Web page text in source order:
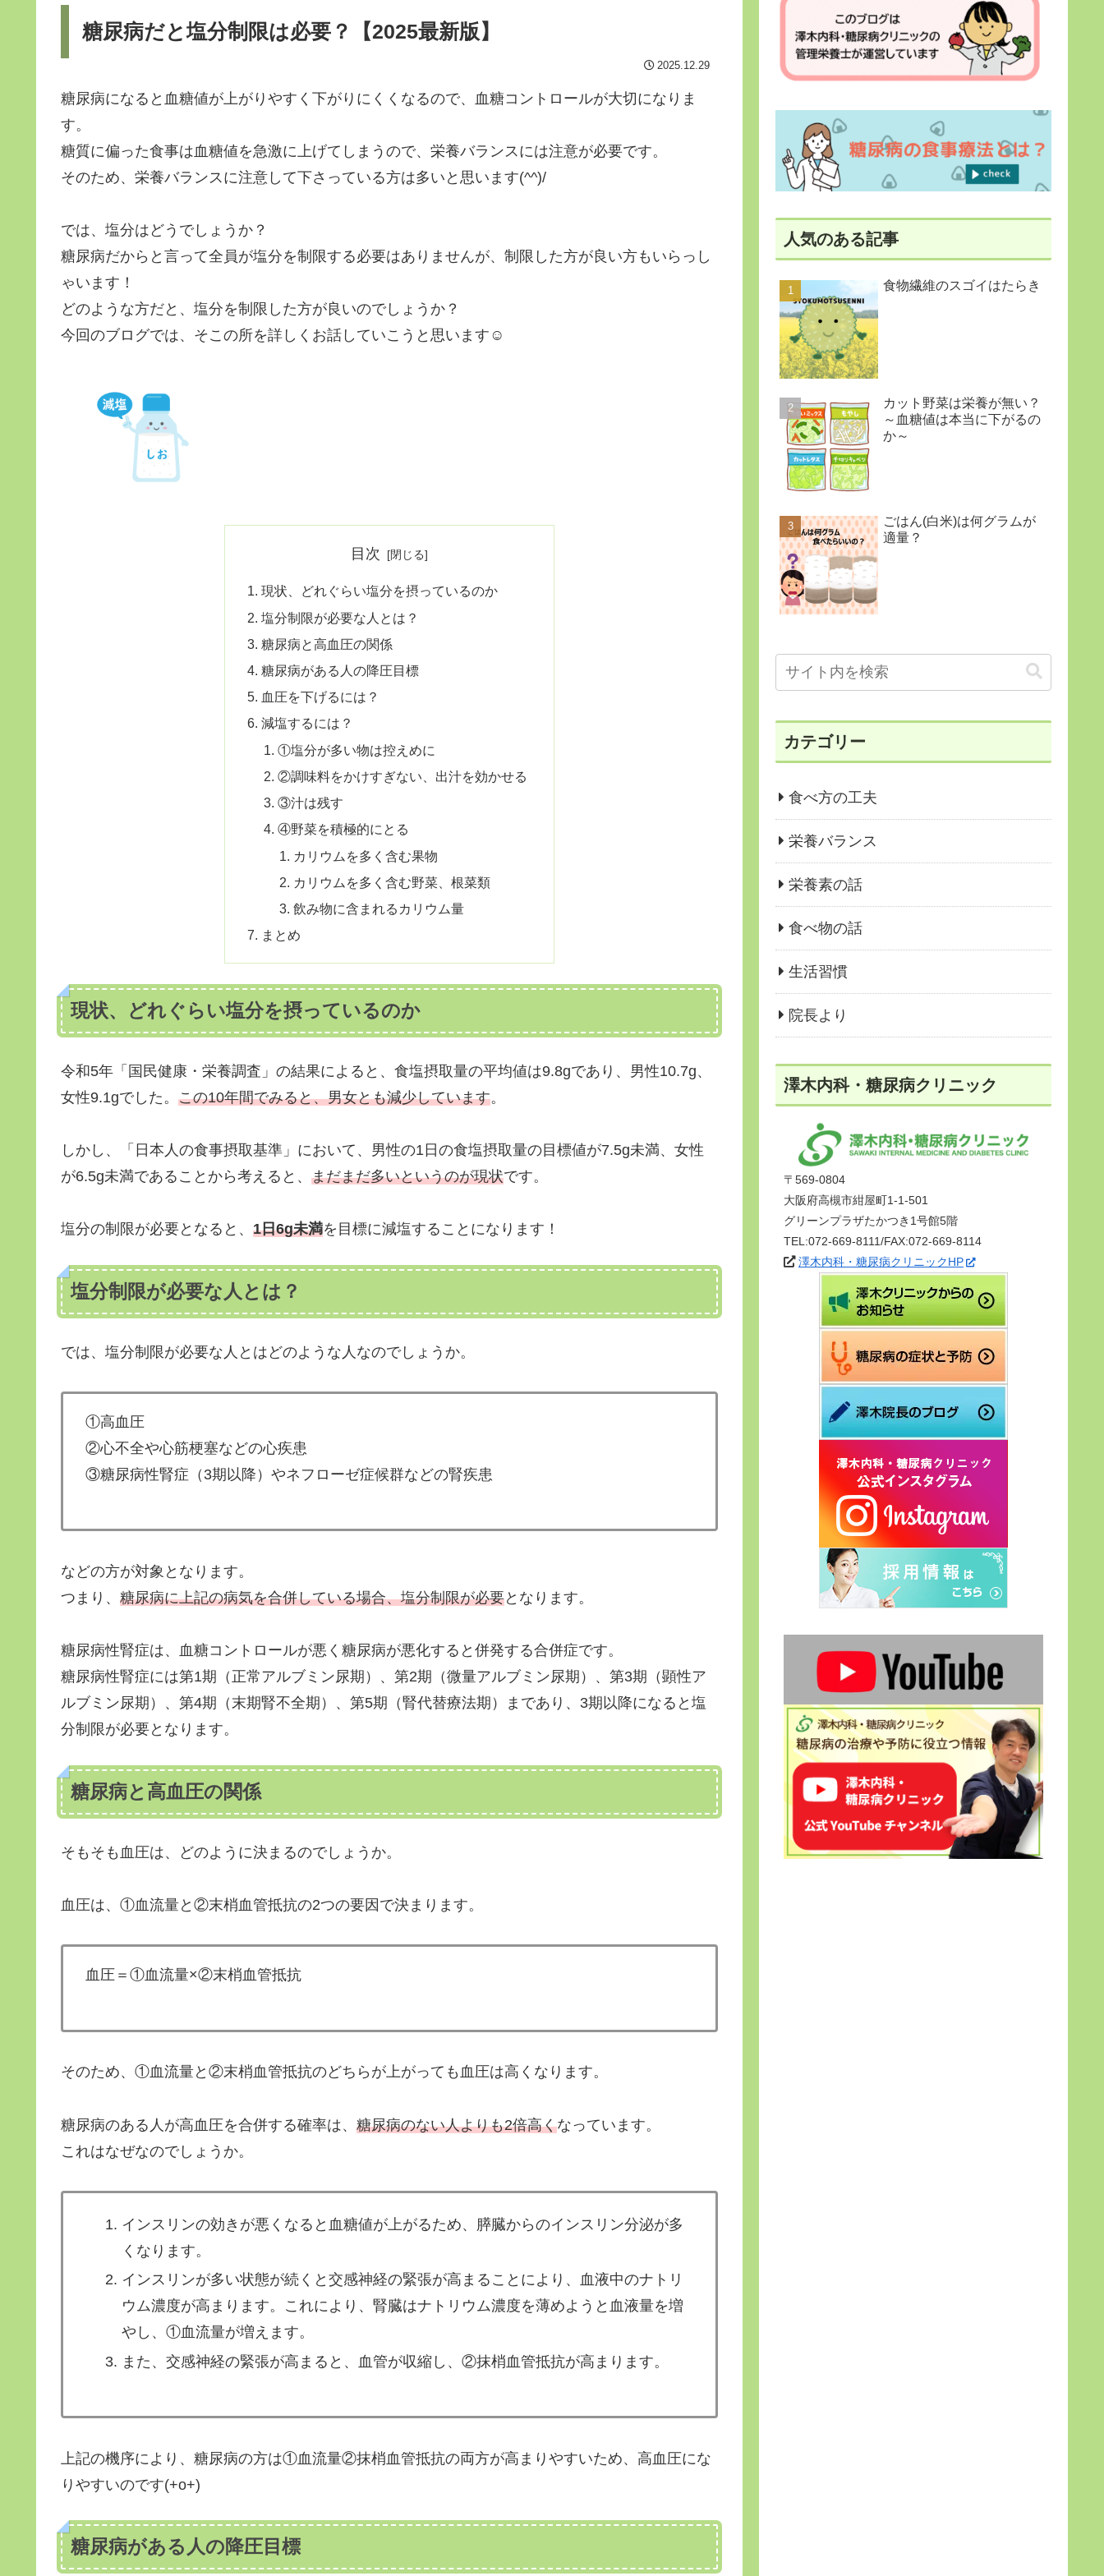
糖尿病だと塩分制限は必要？【2025最新版】
2025.12.29
糖尿病になると血糖値が上がりやすく下がりにくくなるので、血糖コントロールが大切になりま
す。
糖質に偏った食事は血糖値を急激に上げてしまうので、栄養バランスには注意が必要です。
そのため、栄養バランスに注意して下さっている方は多いと思います(^^)/
では、塩分はどうでしょうか？
糖尿病だからと言って全員が塩分を制限する必要はありませんが、制限した方が良い方もいらっし
ゃいます！
どのような方だと、塩分を制限した方が良いのでしょうか？
今回のブログでは、そこの所を詳しくお話していこうと思います☺
目次
現状、どれぐらい塩分を摂っているのか
塩分制限が必要な人とは？
糖尿病と高血圧の関係
糖尿病がある人の降圧目標
血圧を下げるには？
減塩するには？
①塩分が多い物は控えめに
②調味料をかけすぎない、出汁を効かせる
③汁は残す
④野菜を積極的にとる
カリウムを多く含む果物
カリウムを多く含む野菜、根菜類
飲み物に含まれるカリウム量
まとめ
現状、どれぐらい塩分を摂っているのか
令和5年「国民健康・栄養調査」の結果によると、食塩摂取量の平均値は9.8gであり、男性10.7g、
女性9.1gでした。 この10年間でみると、男女とも減少しています。
しかし、「日本人の食事摂取基準」において、男性の1日の食塩摂取量の目標値が7.5g未満、女性
が6.5g未満であることから考えると、 まだまだ多いというのが現状です。
塩分の制限が必要となると、 1日6g未満を目標に減塩することになります！
塩分制限が必要な人とは？
では、塩分制限が必要な人とはどのような人なのでしょうか。
①高血圧
②心不全や心筋梗塞などの心疾患
③糖尿病性腎症（3期以降）やネフローゼ症候群などの腎疾患
などの方が対象となります。
つまり、 糖尿病に上記の病気を合併している場合、塩分制限が必要となります。
糖尿病性腎症は、血糖コントロールが悪く糖尿病が悪化すると併発する合併症です。
糖尿病性腎症には第1期（正常アルブミン尿期）、第2期（微量アルブミン尿期）、第3期（顕性ア
ルブミン尿期）、第4期（末期腎不全期）、第5期（腎代替療法期）まであり、3期以降になると塩
分制限が必要となります。
糖尿病と高血圧の関係
そもそも血圧は、どのように決まるのでしょうか。
血圧は、①血流量と②末梢血管抵抗の2つの要因で決まります。
血圧＝①血流量×②末梢血管抵抗
そのため、①血流量と②末梢血管抵抗のどちらが上がっても血圧は高くなります。
糖尿病のある人が高血圧を合併する確率は、 糖尿病のない人よりも2倍高くなっています。
これはなぜなのでしょうか。
インスリンの効きが悪くなると血糖値が上がるため、膵臓からのインスリン分泌が多
くなります。
インスリンが多い状態が続くと交感神経の緊張が高まることにより、血液中のナトリ
ウム濃度が高まります。これにより、腎臓はナトリウム濃度を薄めようと血液量を増
やし、①血流量が増えます。
また、交感神経の緊張が高まると、血管が収縮し、②抹梢血管抵抗が高まります。
上記の機序により、糖尿病の方は①血流量②抹梢血管抵抗の両方が高まりやすいため、高血圧にな
りやすいのです(+o+)
糖尿病がある人の降圧目標
人気のある記事
食物繊維のスゴイはたらき
カット野菜は栄養が無い？
～血糖値は本当に下がるの
か～
ごはん(白米)は何グラムが
適量？
カテゴリー
食べ方の工夫
栄養バランス
栄養素の話
食べ物の話
生活習慣
院長より
澤木内科・糖尿病クリニック
〒569-0804
大阪府高槻市紺屋町1-1-501
グリーンプラザたかつき1号館5階
TEL:072-669-8111/FAX:072-669-8114
澤木内科・糖尿病クリニックHP